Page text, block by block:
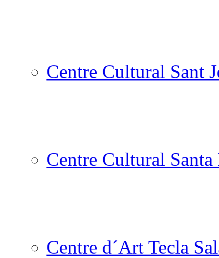
Centre Cultural Sant
Centre Cultural
Centre d´Art Tecla